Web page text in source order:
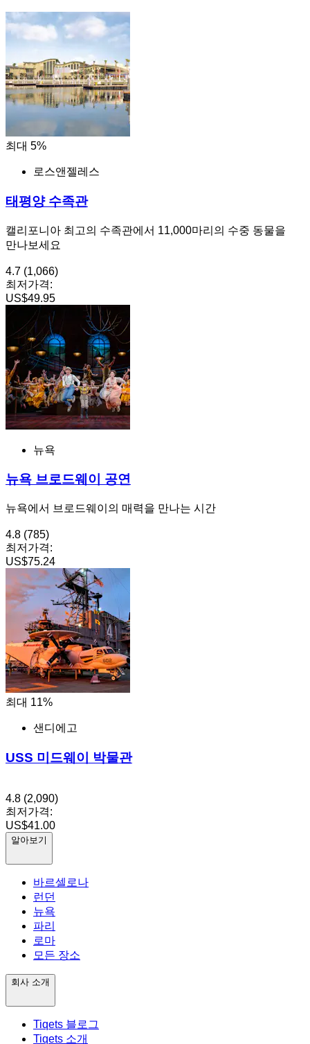
최대 5%
로스앤젤레스
태평양 수족관
캘리포니아 최고의 수족관에서 11,000마리의 수중 동물을
만나보세요
4.7 (1,066)
최저가격:
US$49.95
뉴욕
뉴욕 브로드웨이 공연
뉴욕에서 브로드웨이의 매력을 만나는 시간
4.8 (785)
최저가격:
US$75.24
최대 11%
샌디에고
USS 미드웨이 박물관
4.8 (2,090)
최저가격:
US$41.00
알아보기
바르셀로나
런던
뉴욕
파리
로마
모든 장소
회사 소개
Tiqets 블로그
Tiqets 소개